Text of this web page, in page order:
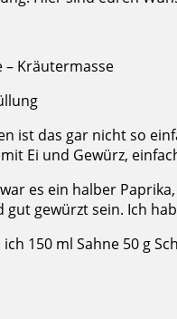
– Kräutermasse
ist das gar nicht so
Ei und Gewürz,
es ein halber
gewürzt sein. Ich
150 ml Sahne 50 g